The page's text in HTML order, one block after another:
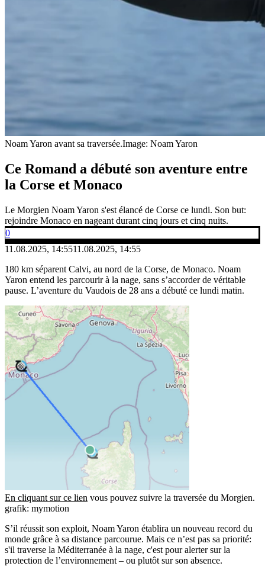
Noam Yaron avant sa traversée.Image: Noam Yaron
Ce Romand a débuté son aventure entre
la Corse et Monaco
Le Morgien Noam Yaron s'est élancé de Corse ce lundi. Son but:
rejoindre Monaco en nageant durant cinq jours et cinq nuits.
0
11.08.2025, 14:5511.08.2025, 14:55
180 km séparent Calvi, au nord de la Corse, de Monaco. Noam
Yaron entend les parcourir à la nage, sans s’accorder de véritable
pause. L’aventure du Vaudois de 28 ans a débuté ce lundi matin.
En cliquant sur ce lien vous pouvez suivre la traversée du Morgien.
grafik: mymotion
S’il réussit son exploit, Noam Yaron établira un nouveau record du
monde grâce à sa distance parcourue. Mais ce n’est pas sa priorité:
s'il traverse la Méditerranée à la nage, c'est pour alerter sur la
protection de l’environnement – ou plutôt sur son absence.